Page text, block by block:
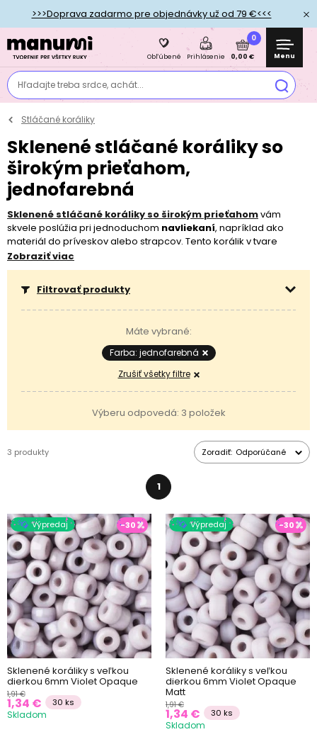
>>>Doprava zadarmo pre objednávky už od 79 €<<<
Hľadajte treba srdce, achát...
Obľúbené Prihlásenie
0
0,00 € Menu
Stláčané koráliky
Sklenené stláčané koráliky so
širokým prieťahom,
jednofarebná
Sklenené stláčané koráliky so širokým prieťahomvám
skvele poslúžia pri jednoduchom navliekaní, napríklad ako
materiál do príveskov alebo strapcov. Tento korálik v tvare
kolieska, ktorému sa tiež hovorí „
väčšiemu tvaru ideálnym komponentom pri korálikovaní pre
všetky vekové kategórie. Deti si ich radi
ale veľmi dobre ich použijete aj do šperku. Vďaka
matnémua
lesklémuprevedeniu v širokej škále farieb ich ľahko
sklenenými stláčanými guľôčkami. Vďaka širokému prieťahu ich
môžete navliekať na väčšinunavliekacích materiálov
retiazkuaž povoskovanú šnúru
Zobraziť viac
Filtrovať produkty
Máte vybrané:
Farba: jednofarebná
Zrušiť všetky filtre
Výberu odpovedá: 3 položek
3 produkty Zoradiť: Odporúčané
1
Výpredaj -30
Sklenené koráliky s veľkou
dierkou 6mm Violet Opaque
1,91 €
1,34 € 30 ks
Skladom
Výpredaj -30
Sklenené koráliky s veľkou
dierkou 6mm Violet Opaque
Matt
1,91 €
1,34 € 30 ks
Skladom